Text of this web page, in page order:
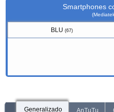
Smartphones
BLU (67)
Generalizado AnTuTu